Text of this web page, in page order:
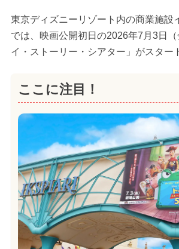
東京ディズニーリゾート内の商業施設
では、映画公開初日の2026年7月3日（
イ・ストーリー・シアター」がスター
ここに注目！